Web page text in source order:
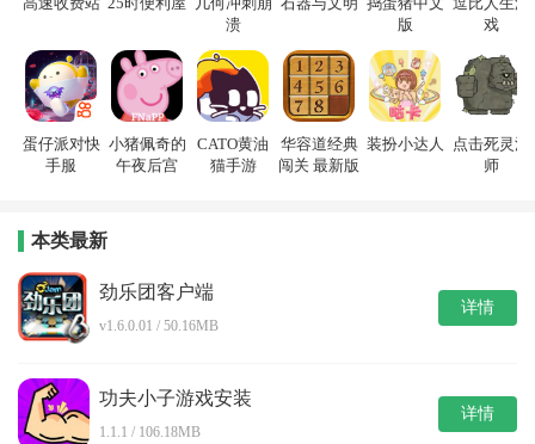
溃
版
戏
蛋仔派对快
手服
小猪佩奇的
午夜后宫
CATO黄油
猫手游
华容道经典
闯关 最新版
装扮小达人
点击死灵法
师
本类最新
劲乐团客户端
v1.6.0.01 / 50.16MB
详情
功夫小子游戏安装
1.1.1 / 106.18MB
详情